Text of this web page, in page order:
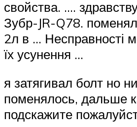
свойства. ….
Зубр-JR-Q78.
2л в … Несправності
їх усунення …
я затягивал болт но
поменялось, дальше
подскажите